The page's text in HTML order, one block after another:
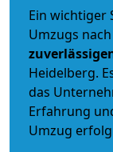
Ein wichtiger
Umzugs
Heidelberg.
das
Erfahrung
Umzug